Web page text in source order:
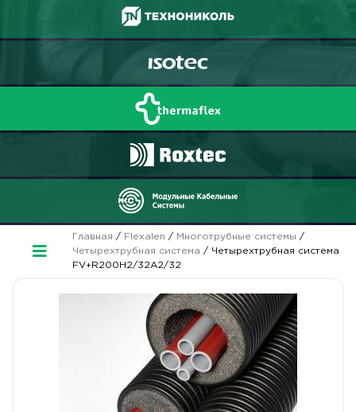
Главная / Flexalen / Многотрубные системы /
Четырехтрубная система / Четырехтрубная система
FV+R200H2/32A2/32